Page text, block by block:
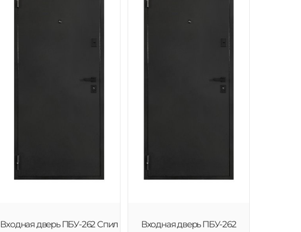
Входная дверь ПБУ-262 Спил
Входная дверь ПБУ-262